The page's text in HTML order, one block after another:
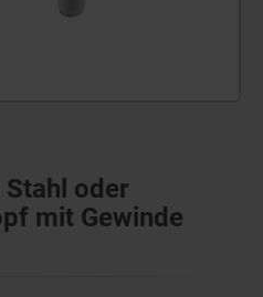
oder
mit Gewinde